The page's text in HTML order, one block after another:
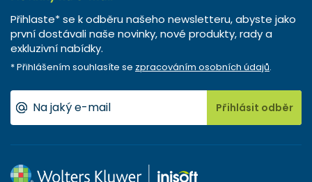
Přihlaste* se k odběru našeho newsletteru, abyste jako
první dostávali naše novinky, nové produkty, rady a
exkluzivní nabídky.
* Přihlášením souhlasíte se zpracováním osobních údajů.
Přihlásit odběr